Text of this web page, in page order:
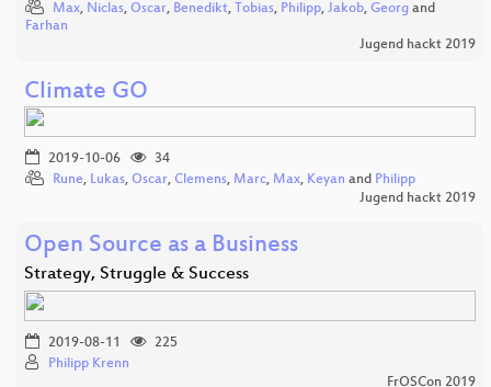
Max, Niclas, Oscar, Benedikt, Tobias, Philipp, Jakob, Georg and
Farhan
Jugend hackt 2019
Climate GO
2019-10-06
34
Rune, Lukas, Oscar, Clemens, Marc, Max, Keyan and Philipp
Jugend hackt 2019
Open Source as a Business
Strategy, Struggle & Success
2019-08-11
225
Philipp Krenn
FrOSCon 2019